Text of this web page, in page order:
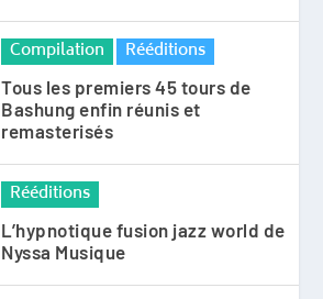
Compilation Rééditions
Tous les premiers 45 tours de
Bashung enfin réunis et
remasterisés
Rééditions
L’hypnotique fusion jazz world de
Nyssa Musique